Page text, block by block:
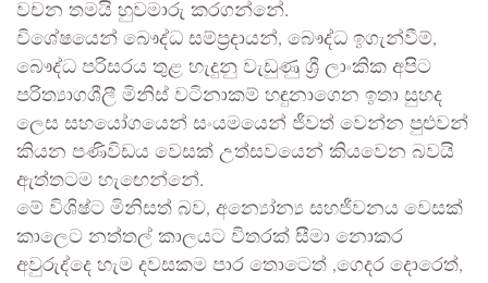
වචන තමයි හුවමාරු කරගන්නේ.
විශේෂයෙන් බෞද්ධ සම්ප්‍රදායන්, බෞද්ධ ඉගැන්වීම්,
බෞද්ධ පරිසරය තුළ හැදුනු වැඩුණු ශ්‍රී ලාංකික අපිට
පරිත්‍යාගශීලී මිනිස් වටිනාකම් හඳුනාගෙන ඉතා සුහද
ලෙස සහයෝගයෙන් සංයමයෙන් ජීවත් වෙන්න පුළුවන්
කියන පණිවිඩය වෙසක් උත්සවයෙන් කියවෙන බවයි
ඇත්තටම හැඟෙන්නේ.
මේ විශිෂ්ට මිනිසත් බව, අන්‍යෝන්‍ය සහජීවනය වෙසක්
කාලෙට නත්තල් කාලයට විතරක් සීමා නොකර
අවුරුද්දෙ හැම දවසකම පාර තොටෙත් ,ගෙදර දොරෙත්,